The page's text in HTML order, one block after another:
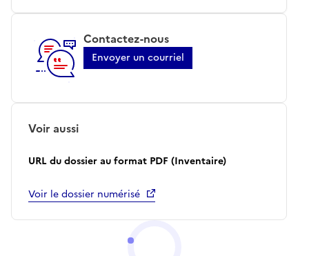
Contactez-nous
Envoyer un courriel
Voir aussi
URL du dossier au format PDF (Inventaire)
Voir le dossier numérisé